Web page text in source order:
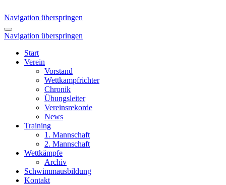
Navigation überspringen
Navigation überspringen
Start
Verein
Vorstand
Wettkampfrichter
Chronik
Übungsleiter
Vereinsrekorde
News
Training
1. Mannschaft
2. Mannschaft
Wettkämpfe
Archiv
Schwimmausbildung
Kontakt